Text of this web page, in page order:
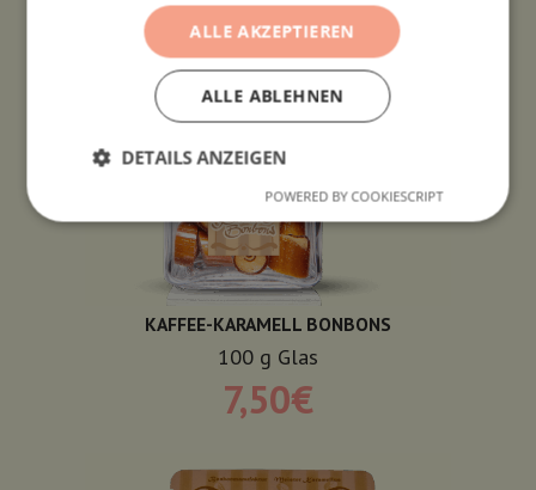
KAFFEE-KARAMELL BONBONS
100 g Glas
7,50€
ALLE AKZEPTIEREN
ALLE ABLEHNEN
DETAILS ANZEIGEN
POWERED BY COOKIESCRIPT